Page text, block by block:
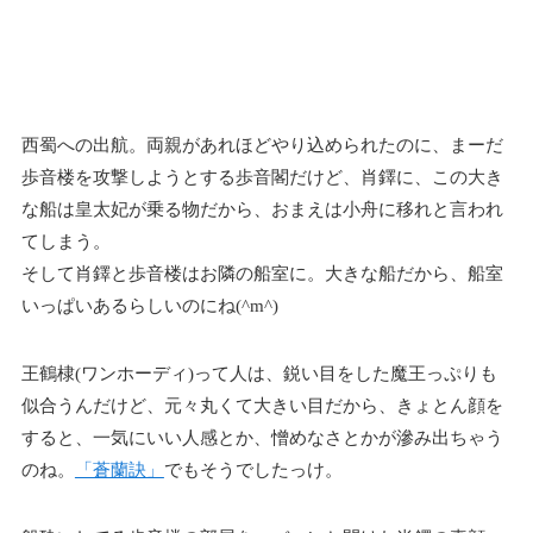
西蜀への出航。両親があれほどやり込められたのに、まーだ
歩音楼を攻撃しようとする歩音閣だけど、肖鐸に、この大き
な船は皇太妃が乗る物だから、おまえは小舟に移れと言われ
てしまう。
そして肖鐸と歩音楼はお隣の船室に。大きな船だから、船室
いっぱいあるらしいのにね(^m^)
王鶴棣(ワンホーディ)って人は、鋭い目をした魔王っぷりも
似合うんだけど、元々丸くて大きい目だから、きょとん顔を
すると、一気にいい人感とか、憎めなさとかが滲み出ちゃう
のね。
「蒼蘭訣」 でもそうでしたっけ。